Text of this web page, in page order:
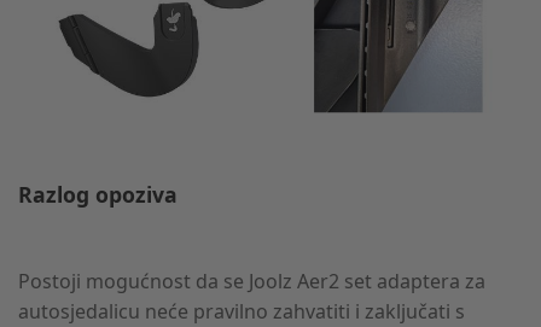
Razlog opoziva
Postoji mogućnost da se Joolz Aer2 set adaptera za
autosjedalicu neće pravilno zahvatiti i zaključati s